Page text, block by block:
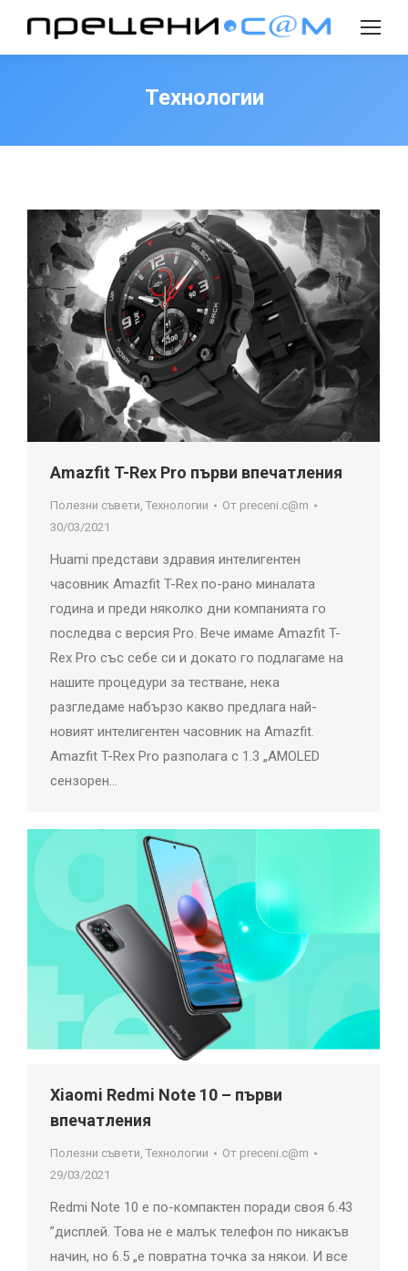
Search:
Технологии
Amazfit T-Rex Pro първи впечатления
Полезни съвети Технологии От preceni.c@m
30/03/2021
Huami представи здравия интелигентен
часовник Amazfit T-Rex по-рано миналата
година и преди няколко дни компанията го
последва с версия Pro. Вече имаме Amazfit T-
Rex Pro със себе си и докато го подлагаме на
нашите процедури за тестване, нека
разгледаме набързо какво предлага най-
новият интелигентен часовник на Amazfit.
Amazfit T-Rex Pro разполага с 1.3 „AMOLED
сензорен…
Xiaomi Redmi Note 10 – първи
впечатления
Полезни съвети Технологии От preceni.c@m
29/03/2021
Redmi Note 10 е по-компактен поради своя 6.43
”дисплей. Това не е малък телефон по никакъв
начин, но 6.5 „е повратна точка за някои. И все